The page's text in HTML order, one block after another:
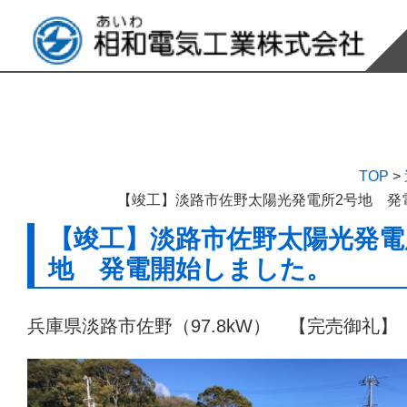
TOP >
【竣工】淡路市佐野太陽光発電所2号地 発
【竣工】淡路市佐野太陽光発
地 発電開始しました。
兵庫県淡路市佐野（97.8kW） 【完売御礼】